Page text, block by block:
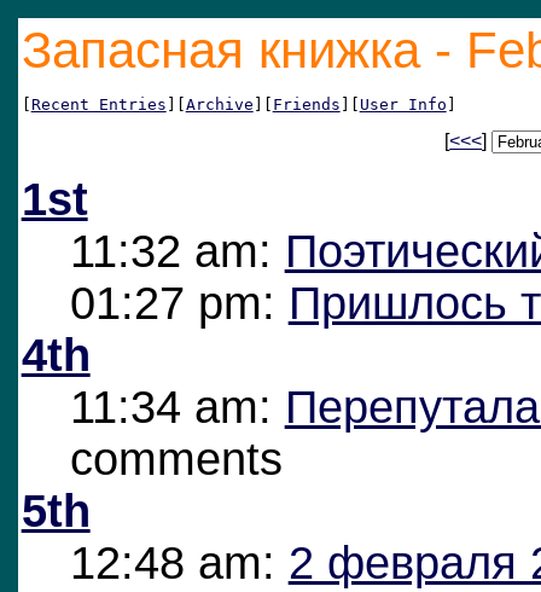
Запасная книжка -
[Recent Entries ][Archive ][ Friends ][ User Info ]
[<<<]
1st
11:32 am:
01:27 pm: Пришлось
4th
11:34 am:
comments
5th
12:48 am: 2 февраля